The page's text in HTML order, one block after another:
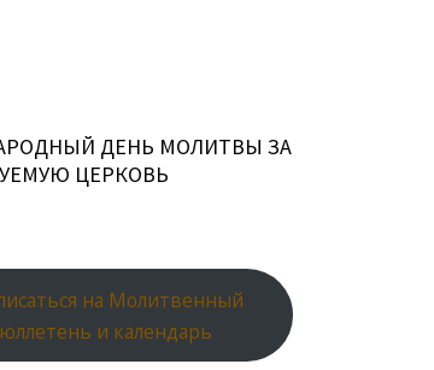
ДЕНЬ МОЛИТВЫ ЗА
ЦЕРКОВЬ
на Молитвенный
и календарь